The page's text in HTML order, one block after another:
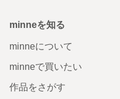
minneを知る
minneについて
minneで買いたい
作品をさがす